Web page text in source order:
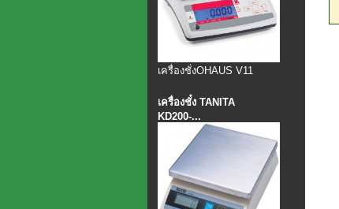
เครื่องชั่งOHAUS V11
เครื่องชั๋ง TANITA
KD200-...